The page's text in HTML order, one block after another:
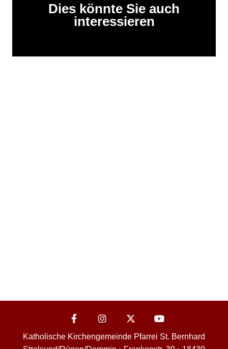
Dies könnte Sie auch
interessieren
Katholische Kirchengemeinde Pfarrei St. Bernhard